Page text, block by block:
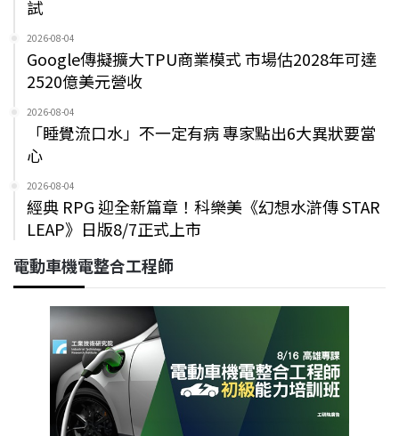
試
2026-08-04
Google傳擬擴大TPU商業模式 市場估2028年可達
2520億美元營收
2026-08-04
「睡覺流口水」不一定有病 專家點出6大異狀要當
心
2026-08-04
經典 RPG 迎全新篇章！科樂美《幻想水滸傳 STAR
LEAP》日版8/7正式上市
電動車機電整合工程師